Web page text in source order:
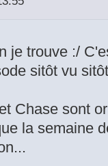
je trouve :/
sitôt vu
Chase sont
la semaine